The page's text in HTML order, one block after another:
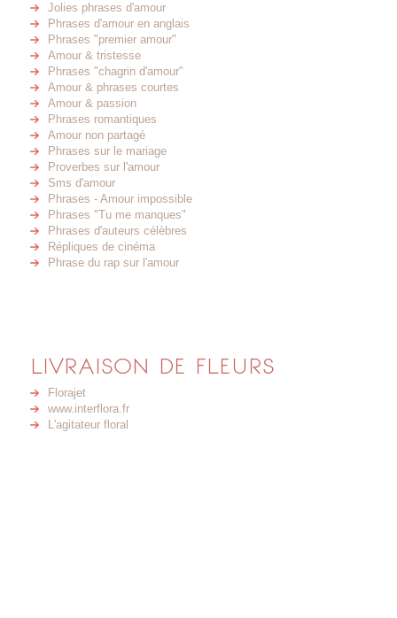
Jolies phrases d'amour
Phrases d'amour en anglais
Phrases "premier amour"
Amour & tristesse
Phrases "chagrin d'amour"
Amour & phrases courtes
Amour & passion
Phrases romantiques
Amour non partagé
Phrases sur le mariage
Proverbes sur l'amour
Sms d'amour
Phrases - Amour impossible
Phrases "Tu me manques"
Phrases d'auteurs célèbres
Répliques de cinéma
Phrase du rap sur l'amour
LIVRAISON DE FLEURS
Florajet
www.interflora.fr
L'agitateur floral